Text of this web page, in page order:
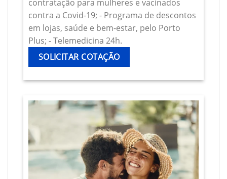
contratação para mulheres e vacinados
contra a Covid-19; - Programa de descontos
em lojas, saúde e bem-estar, pelo Porto
Plus; - Telemedicina 24h.
SOLICITAR COTAÇÃO